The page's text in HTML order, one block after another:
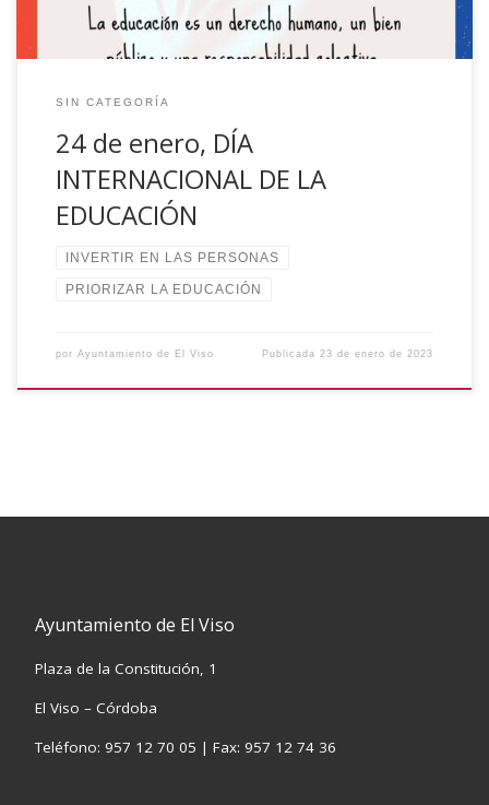
SIN CATEGORÍA
24 de enero, DÍA
INTERNACIONAL DE LA
EDUCACIÓN
INVERTIR EN LAS PERSONAS
PRIORIZAR LA EDUCACIÓN
por Ayuntamiento de El Viso Publicada23 de enero de 2023
Ayuntamiento de El Viso
Plaza de la Constitución, 1
El Viso – Córdoba
Teléfono: 957 12 70 05 | Fax: 957 12 74 36